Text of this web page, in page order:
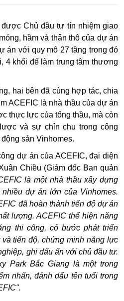
Chủ đầu tư tín nhiệm giao
hầm và thân thô của dự án
án với quy mô 27 tầng trong đó
4 khối đế làm trung tâm thương
hai bên đã cùng hợp tác, chia
ACEFIC là nhà thầu của dự án
thực lực của tổng thầu, mà còn
và sự chỉn chu trong công
sản Vinhomes.
dự án của ACEFIC, đại diện
Chiều (Giám đốc Ban quản
là một nhà thầu xây dựng
dự án lớn của Vinhomes.
đã hoàn thành tiến độ dự án
lượng. ACEFIC thể hiện năng
thi công, có bước phát triển
tiến độ, chứng minh năng lực
ghi dấu ấn với chủ đầu tư.
Park Bắc Giang là một trong
nhấn, đánh dấu tên tuổi trong